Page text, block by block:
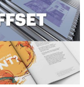
集
年鑑